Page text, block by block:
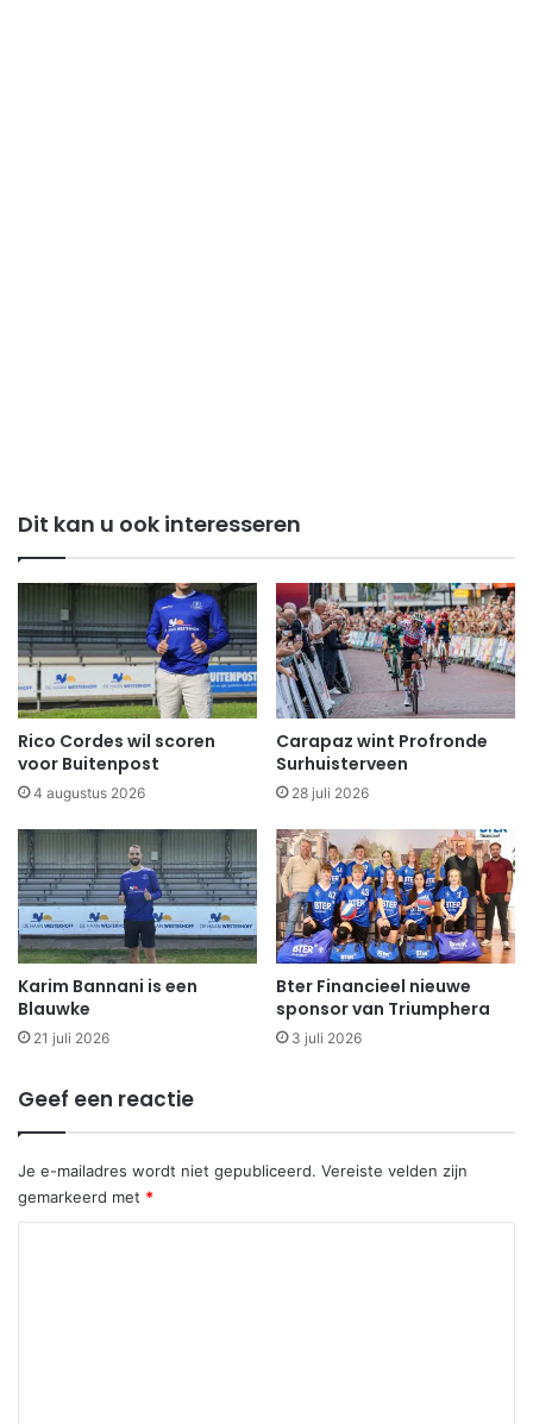
Dit kan u ook interesseren
Rico Cordes wil scoren
voor Buitenpost
4 augustus 2026
Carapaz wint Profronde
Surhuisterveen
28 juli 2026
Karim Bannani is een
Blauwke
21 juli 2026
Bter Financieel nieuwe
sponsor van Triumphera
3 juli 2026
Geef een reactie
Je e-mailadres wordt niet gepubliceerd. Vereiste velden zijn
gemarkeerd met *